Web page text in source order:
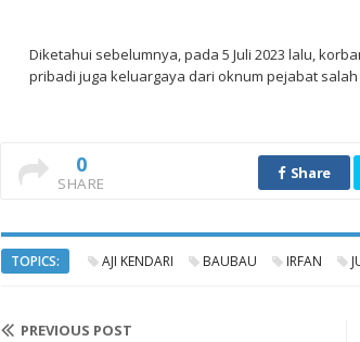
Diketahui sebelumnya, pada 5 Juli 2023 lalu,
pribadi juga keluargaya dari oknum pejabat
0
SHARE
Share
TOPICS: AJI KENDARI BAUBAU IRFAN
PREVIOUS POST